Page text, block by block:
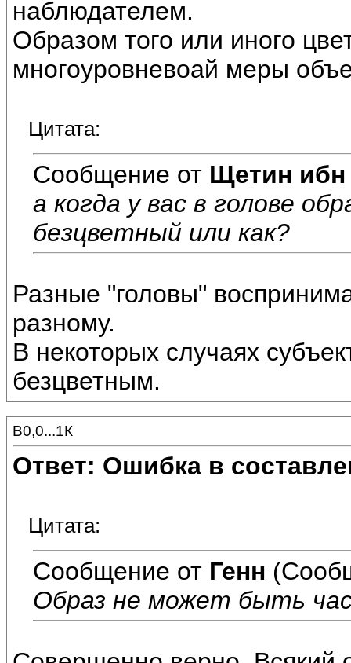
наблюдателем.
Образом того или иного
многоуровневоай меры
Цитата:
Сообщение от Щетин ибн
а когда у вас в голове
безцветный или как?
Разные "головы"
разному.
В некоторых случаях
безцветным.
В0,0...1К
Ответ: Ошибка в
Цитата:
Сообщение от Генн
Образ не может быть